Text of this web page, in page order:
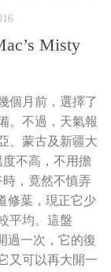
Misty
個月前，選擇了
。不過，天氣報
、蒙古及新疆大
不高，不用擔
，竟然不慎弄
修葉，現正它少
平均。這盤
過一次，它的復
又可以再大開一